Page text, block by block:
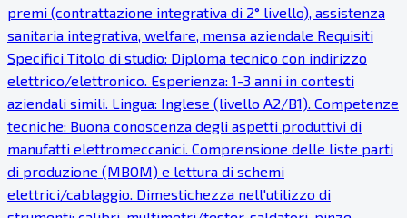
premi (contrattazione integrativa di 2° livello), assistenza
sanitaria integrativa, welfare, mensa aziendale Requisiti
Specifici Titolo di studio: Diploma tecnico con indirizzo
elettrico/elettronico. Esperienza: 1-3 anni in contesti
aziendali simili. Lingua: Inglese (livello A2/B1). Competenze
tecniche: Buona conoscenza degli aspetti produttivi di
manufatti elettromeccanici. Comprensione delle liste parti
di produzione (MBOM) e lettura di schemi
elettrici/cablaggio. Dimestichezza nell'utilizzo di